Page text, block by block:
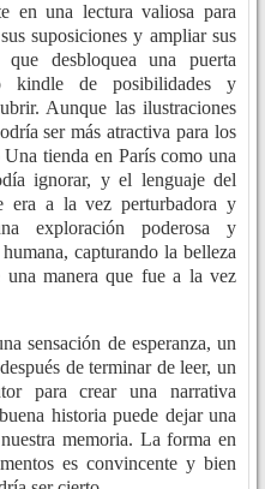
en una lectura valiosa para
suposiciones y ampliar sus
desbloquea una puerta
kindle de posibilidades y
Aunque las ilustraciones
ser más atractiva para los
tienda en París como una
ignorar, y el lenguaje del
era a la vez perturbadora y
exploración poderosa y
capturando la belleza
manera que fue a la vez
sensación de esperanza, un
de terminar de leer, un
para crear una narrativa
historia puede dejar una
memoria. La forma en
es convincente y bien